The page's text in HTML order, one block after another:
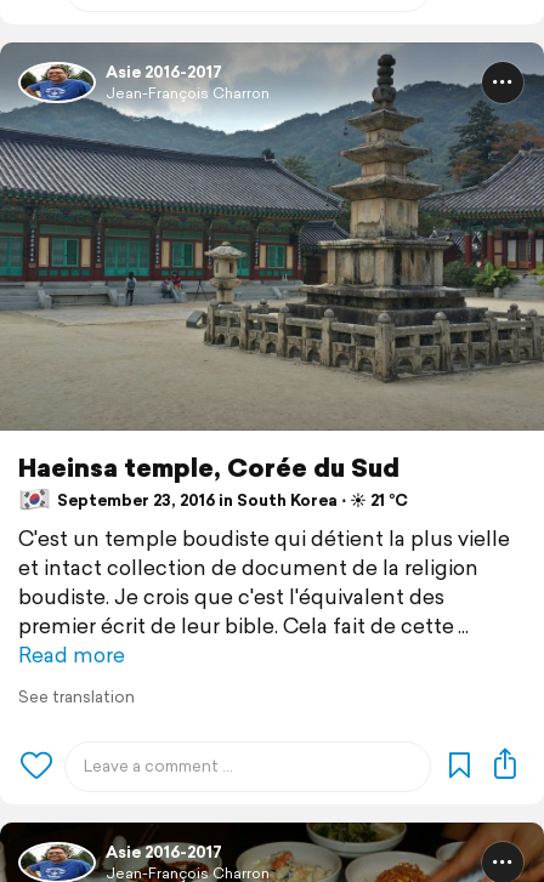
Asie 2016-2017
Jean-François Charron
Haeinsa temple, Corée du Sud
September 23, 2016 in South Korea ⋅ ☀️ 21 °C
C'est un temple boudiste qui détient la plus vielle
et intact collection de document de la religion
boudiste. Je crois que c'est l'équivalent des
premier écrit de leur bible. Cela fait de cette
Read more
See translation
Asie 2016-2017
Jean-François Charron